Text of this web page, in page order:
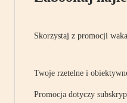
Skorzystaj z promocji
Twoje rzetelne i
Promocja dotyczy